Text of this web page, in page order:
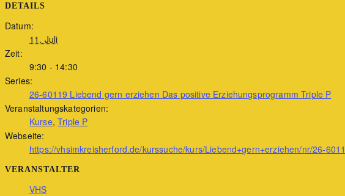
DETAILS
Datum:
11. Juli
Zeit:
9:30 - 14:30
Series:
26-60119 Liebend gern erziehen Das positive Erziehungsprogramm Triple P
Veranstaltungskategorien:
Kurse,Triple P
Webseite:
https://vhsimkreisherford.de/kurssuche/kurs/Liebend+gern+erziehen/nr/26-
VERANSTALTER
VHS